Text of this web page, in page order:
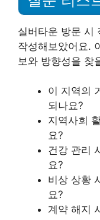
실버타운 방문 시
작성해보았어요.
보와 방향성을 찾
이 지역의
되나요?
지역사회
요?
건강 관리
요?
비상 상황
요?
계약 해지